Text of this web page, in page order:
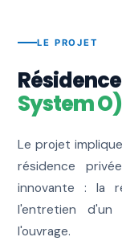
LE PROJET
System
Le projet
résidence
innovante : la
l'entretien
l'ouvrage.